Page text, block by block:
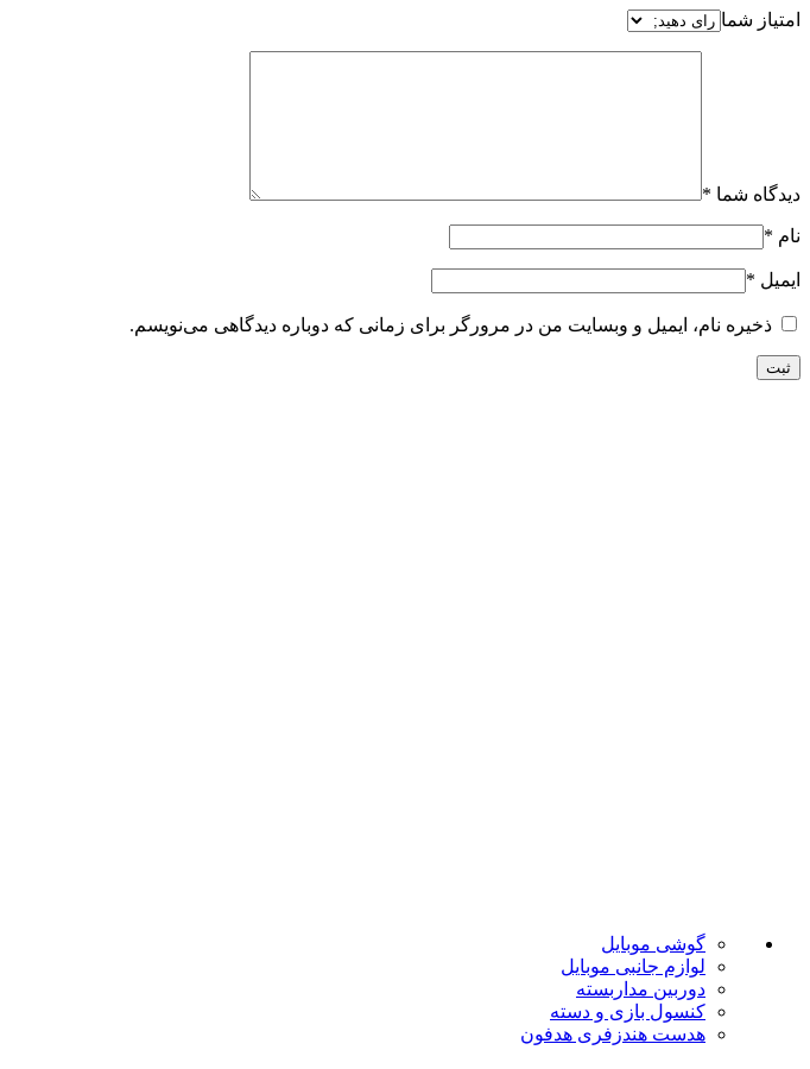
امتیاز شما
دیدگاه شما *
نام *
ایمیل *
ذخیره نام، ایمیل و وبسایت من در مرورگر برای زمانی که دوباره دیدگاهی می‌نویسم.
گوشی موبایل
لوازم جانبی موبایل
دوربین مداربسته
کنسول بازی و دسته
هدست هندزفری هدفون